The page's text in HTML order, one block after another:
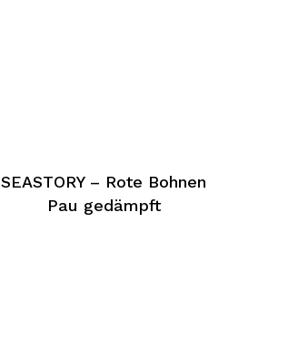
SEASTORY – Rote Bohnen
Pau gedämpft